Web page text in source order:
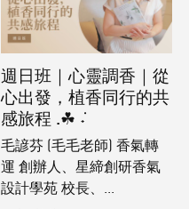
週日班｜心靈調香｜從
心出發，植香同行的共
感旅程 .☘︎ ݁˖
毛諺芬 (毛毛老師) 香氣轉
運 創辦人、星締創研香氣
設計學苑 校長、...